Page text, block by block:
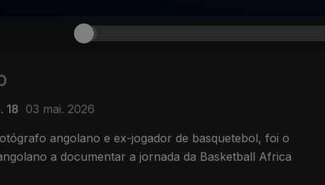
18 03 mai. 2026
angolano e ex-jogador de basquetebol, foi o
a documentar a jornada da Basketball Africa